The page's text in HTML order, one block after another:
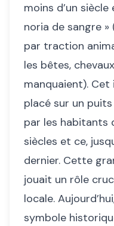
moins d’un
noria de sangre
par traction
les bêtes,
manquaient).
placé sur un
par les habitants
siècles et ce,
dernier. Cette
jouait un rôle
locale.
symbole